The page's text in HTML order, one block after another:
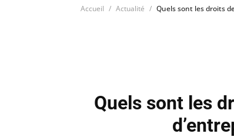
Accueil Actualité Quels sont les droits
Quels sont les